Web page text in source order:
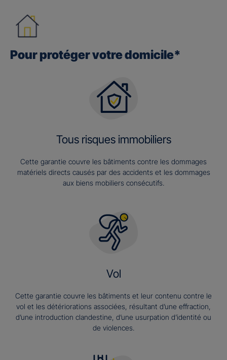
Pour protéger votre domicile*
Tous risques immobiliers
Cette garantie couvre les bâtiments contre les dommages
matériels directs causés par des accidents et les dommages
aux biens mobiliers consécutifs.
Vol
Cette garantie couvre les bâtiments et leur contenu contre le
vol et les détériorations associées, résultant d’une effraction,
d’une introduction clandestine, d’une usurpation d’identité ou
de violences.